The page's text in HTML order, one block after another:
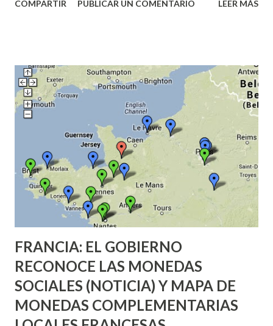
COMPARTIR PUBLICAR UN COMENTARIO LEER MÁS
FRANCIA: EL GOBIERNO
RECONOCE LAS MONEDAS
SOCIALES (NOTICIA) Y MAPA DE
MONEDAS COMPLEMENTARIAS